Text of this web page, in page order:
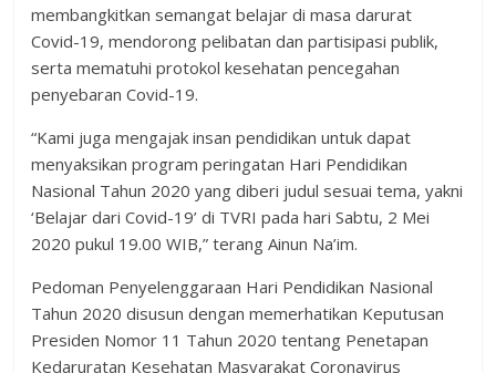
membangkitkan semangat belajar di masa darurat
Covid-19, mendorong pelibatan dan partisipasi publik,
serta mematuhi protokol kesehatan pencegahan
penyebaran Covid-19.
“Kami juga mengajak insan pendidikan untuk dapat
menyaksikan program peringatan Hari Pendidikan
Nasional Tahun 2020 yang diberi judul sesuai tema, yakni
‘Belajar dari Covid-19’ di TVRI pada hari Sabtu, 2 Mei
2020 pukul 19.00 WIB,” terang Ainun Na’im.
Pedoman Penyelenggaraan Hari Pendidikan Nasional
Tahun 2020 disusun dengan memerhatikan Keputusan
Presiden Nomor 11 Tahun 2020 tentang Penetapan
Kedaruratan Kesehatan Masyarakat Coronavirus